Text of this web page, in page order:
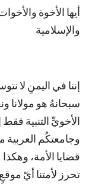
أيها الأخوة
والإسلامية
إننا في اليمنِ لا
سبحانهُ هو مولانا
الأخويِّ التنبيهَ
وجامعتكُم العربية
قضايا الأمة،
تحرز لأمتنا أيّ